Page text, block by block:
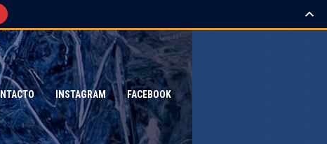
INSTAGRAM FACEBOOK